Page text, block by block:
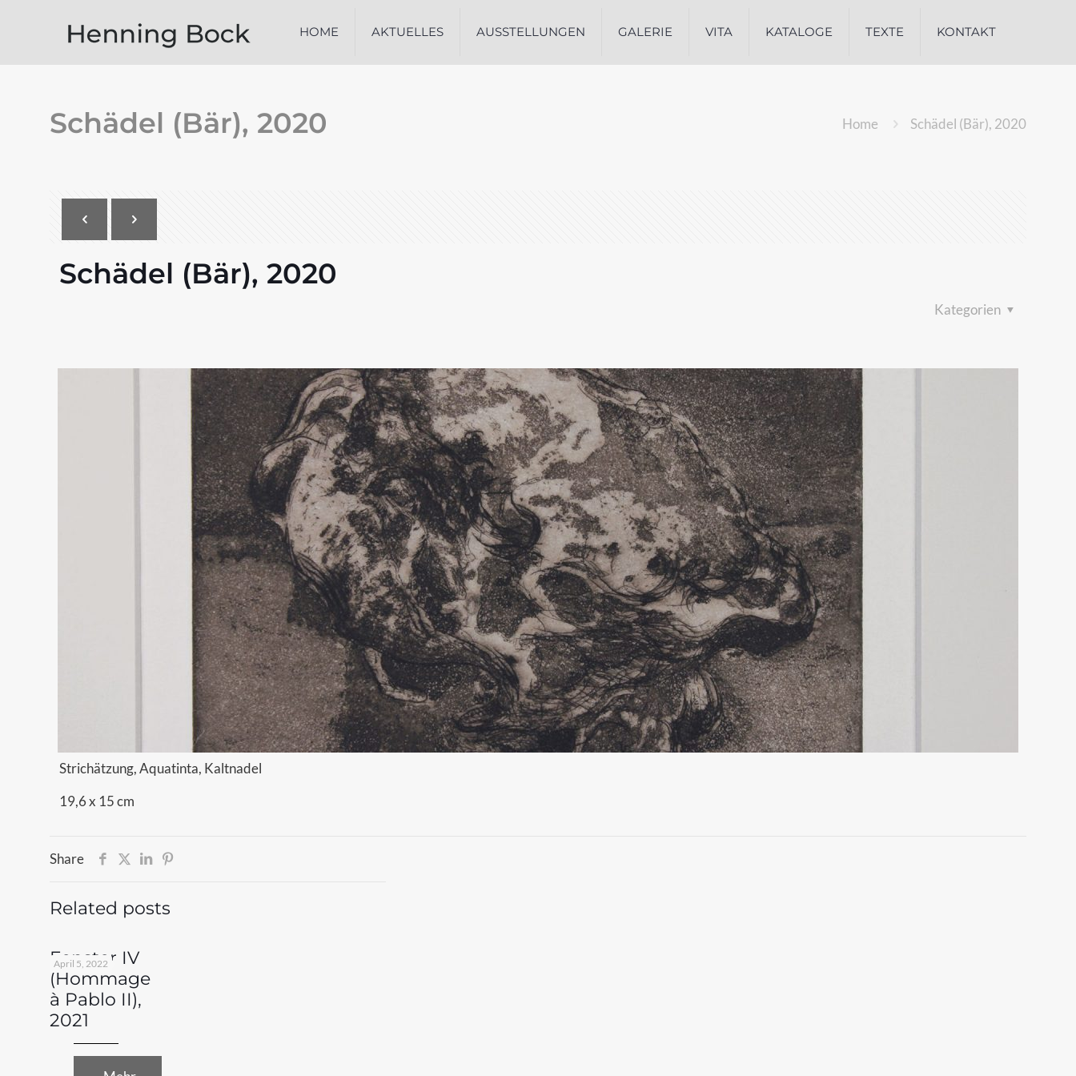
HOME AKTUELLES AUSSTELLUNGEN GALERIE VITA KATALOGE TEXTE KONTAKT
Schädel (Bär), 2020 Home Schädel (Bär), 2020
Schädel (Bär), 2020
Kategorien
Strichätzung, Aquatinta, Kaltnadel
19,6 x 15 cm
Share
Related posts
April 5, 2022
Fenster IV
(Hommage
à Pablo II),
2021